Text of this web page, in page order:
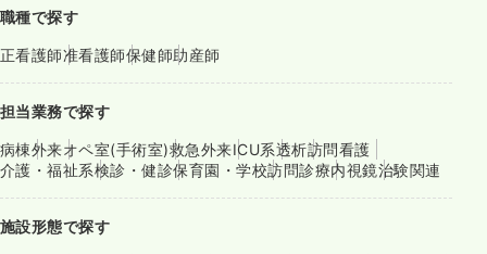
職種で探す
正看護師准看護師保健師助産師
担当業務で探す
病棟外来オペ室(手術室)救急外来ICU系透析訪問看護
介護・福祉系検診・健診保育園・学校訪問診療内視鏡治験関連
施設形態で探す